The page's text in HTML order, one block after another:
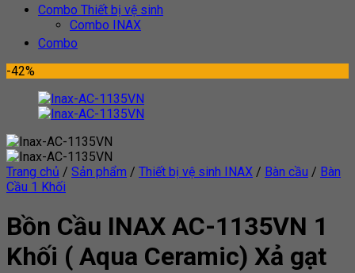
Combo Thiết bị vệ sinh
Combo INAX
Combo
-42%
Trang chủ / Sản phẩm / Thiết bị vệ sinh INAX / Bàn cầu / Bàn
Cầu 1 Khối
Bồn Cầu INAX AC-1135VN 1
Khối ( Aqua Ceramic) Xả gạt